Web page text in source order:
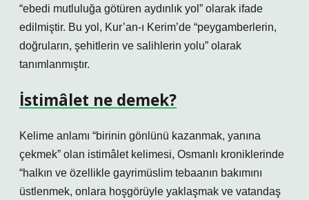
“ebedi mutluluğa götüren aydınlık yol” olarak ifade
edilmiştir. Bu yol, Kur’an-ı Kerim’de “peygamberlerin,
doğruların, şehitlerin ve salihlerin yolu” olarak
tanımlanmıştır.
İstimâlet ne demek?
Kelime anlamı “birinin gönlünü kazanmak, yanına
çekmek” olan istimâlet kelimesi, Osmanlı kroniklerinde
“halkın ve özellikle gayrimüslim tebaanın bakımını
üstlenmek, onlara hoşgörüyle yaklaşmak ve vatandaş